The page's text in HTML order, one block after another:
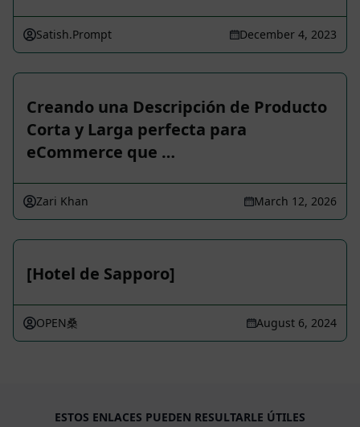
Satish.Prompt December 4, 2023
Creando una Descripción de Producto
Corta y Larga perfecta para
eCommerce que …
Zari Khan March 12, 2026
[Hotel de Sapporo]
OPEN桑 August 6, 2024
ESTOS ENLACES PUEDEN RESULTARLE ÚTILES